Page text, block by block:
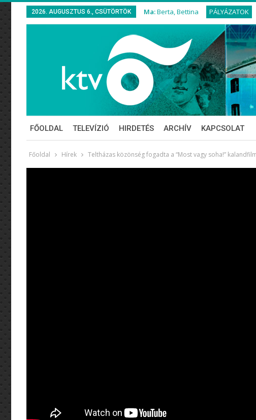
2026. AUGUSZTUS 6., CSÜTÖRTÖK Ma:Berta, Bettina PÁLYÁZATOK
FŐOLDAL TELEVÍZIÓ HIRDETÉS ARCHÍV KAPCSOLAT
Főoldal Hírek Teltházas közönség fogadta a “Most vagy soha!”